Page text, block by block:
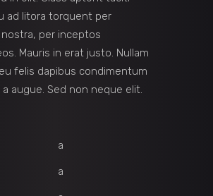
ad litora torquent per
per inceptos
Mauris in erat justo. Nullam
felis dapibus condimentum
augue. Sed non neque elit.